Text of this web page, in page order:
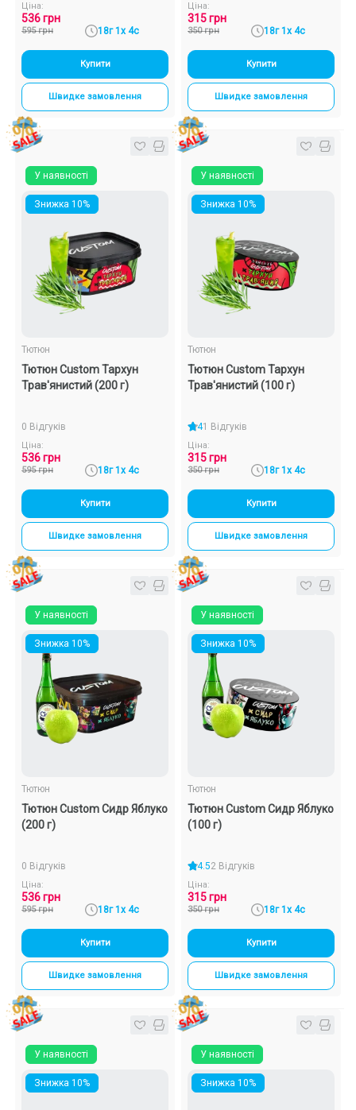
Ціна:
536 грн
595 грн 18г 1х 4с
Купити
Швидке замовлення
Ціна:
315 грн
350 грн 18г 1х 4с
Купити
Швидке замовлення
У наявності
Знижка 10%
Тютюн
Тютюн Custom Тархун
Трав'янистий (200 г)
0 Відгуків
Ціна:
536 грн
595 грн 18г 1х 4с
Купити
Швидке замовлення
У наявності
Знижка 10%
Тютюн
Тютюн Custom Тархун
Трав'янистий (100 г)
41 Відгуків
Ціна:
315 грн
350 грн 18г 1х 4с
Купити
Швидке замовлення
У наявності
Знижка 10%
Тютюн
Тютюн Custom Сидр Яблуко
(200 г)
0 Відгуків
Ціна:
536 грн
595 грн 18г 1х 4с
Купити
Швидке замовлення
У наявності
Знижка 10%
Тютюн
Тютюн Custom Сидр Яблуко
(100 г)
4.52 Відгуків
Ціна:
315 грн
350 грн 18г 1х 4с
Купити
Швидке замовлення
У наявності
Знижка 10%
У наявності
Знижка 10%